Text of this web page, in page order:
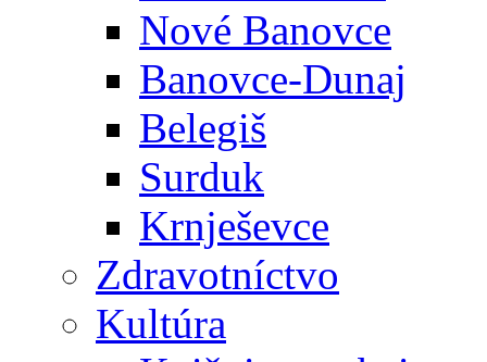
Nové Banovce
Banovce-Dunaj
Belegiš
Surduk
Krnješevce
Zdravotníctvo
Kultúra